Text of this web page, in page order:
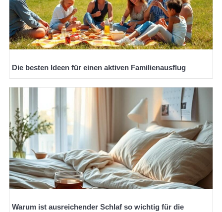
Die besten Ideen für einen aktiven Familienausflug
Warum ist ausreichender Schlaf so wichtig für die